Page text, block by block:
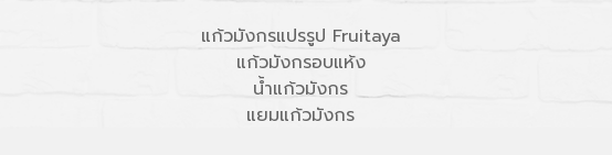
แก้วมังกรแปรรูป Fruitaya
แก้วมังกรอบแห้ง
น้ำแก้วมังกร
แยมแก้วมังกร